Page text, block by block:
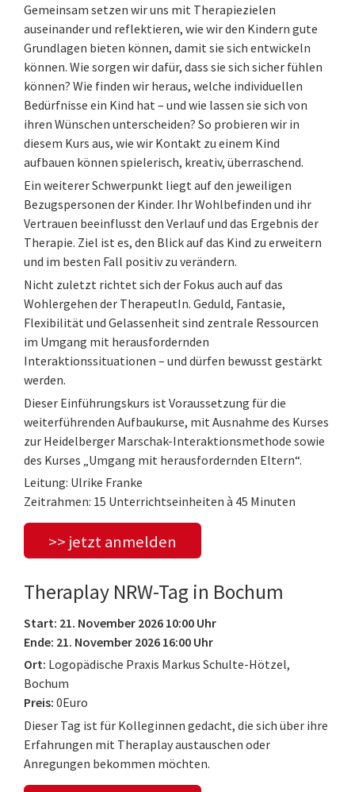
Gemeinsam setzen wir uns mit Therapiezielen
auseinander und reflektieren, wie wir den Kindern gute
Grundlagen bieten können, damit sie sich entwickeln
können. Wie sorgen wir dafür, dass sie sich sicher fühlen
können? Wie finden wir heraus, welche individuellen
Bedürfnisse ein Kind hat – und wie lassen sie sich von
ihren Wünschen unterscheiden? So probieren wir in
diesem Kurs aus, wie wir Kontakt zu einem Kind
aufbauen können spielerisch, kreativ, überraschend.
Ein weiterer Schwerpunkt liegt auf den jeweiligen
Bezugspersonen der Kinder. Ihr Wohlbefinden und ihr
Vertrauen beeinflusst den Verlauf und das Ergebnis der
Therapie. Ziel ist es, den Blick auf das Kind zu erweitern
und im besten Fall positiv zu verändern.
Nicht zuletzt richtet sich der Fokus auch auf das
Wohlergehen der TherapeutIn. Geduld, Fantasie,
Flexibilität und Gelassenheit sind zentrale Ressourcen
im Umgang mit herausfordernden
Interaktionssituationen – und dürfen bewusst gestärkt
werden.
Dieser Einführungskurs ist Voraussetzung für die
weiterführenden Aufbaukurse, mit Ausnahme des Kurses
zur Heidelberger Marschak-Interaktionsmethode sowie
des Kurses „Umgang mit herausfordernden Eltern“.
Leitung: Ulrike Franke
Zeitrahmen: 15 Unterrichtseinheiten à 45 Minuten
>> jetzt anmelden
Theraplay NRW-Tag in Bochum
Start: 21. November 2026 10:00 Uhr
Ende: 21. November 2026 16:00 Uhr
Ort: Logopädische Praxis Markus Schulte-Hötzel,
Bochum
Preis: 0Euro
Dieser Tag ist für Kolleginnen gedacht, die sich über ihre
Erfahrungen mit Theraplay austauschen oder
Anregungen bekommen möchten.